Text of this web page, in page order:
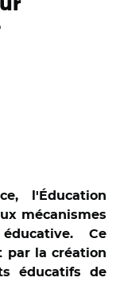
l'Éducation
mécanismes
Ce
par la création
éducatifs de